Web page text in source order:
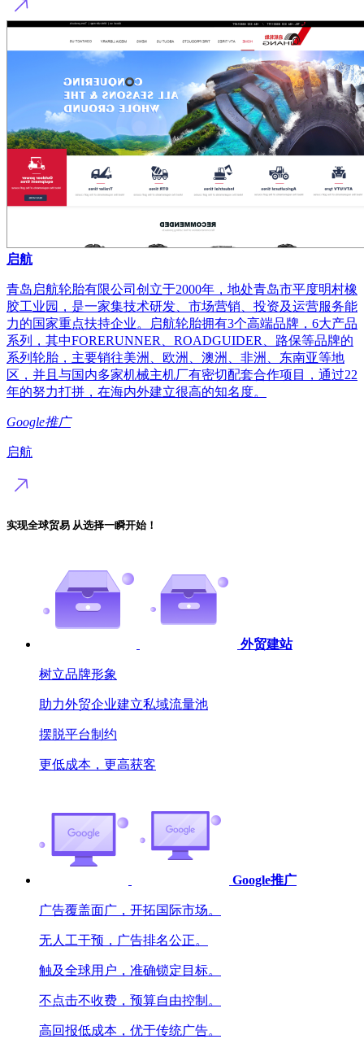
启航
青岛启航轮胎有限公司创立于2000年，地处青岛市平度明村橡
胶工业园，是一家集技术研发、市场营销、投资及运营服务能
力的国家重点扶持企业。启航轮胎拥有3个高端品牌，6大产品
系列，其中FORERUNNER、ROADGUIDER、路保等品牌的
系列轮胎，主要销往美洲、欧洲、澳洲、非洲、东南亚等地
区，并且与国内多家机械主机厂有密切配套合作项目，通过22
年的努力打拼，在海内外建立很高的知名度。
Google推广
启航
实现全球贸易 从选择一瞬开始！
外贸建站
树立品牌形象
助力外贸企业建立私域流量池
摆脱平台制约
更低成本，更高获客
Google推广
广告覆盖面广，开拓国际市场。
无人工干预，广告排名公正。
触及全球用户，准确锁定目标。
不点击不收费，预算自由控制。
高回报低成本，优于传统广告。